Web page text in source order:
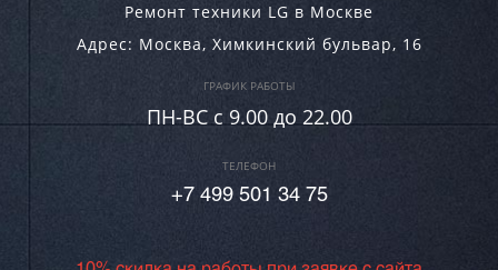
Ремонт техники LG в Москве
Адрес: Москва, Химкинский бульвар, 16
ГРАФИК РАБОТЫ
ПН-ВC c 9.00 до 22.00
ТЕЛЕФОН
+7 499 501 34 75